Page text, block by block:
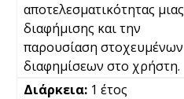
αποτελεσματικότητας μιας
διαφήμισης και την
παρουσίαση στοχευμένων
διαφημίσεων στο χρήστη.
1 έτος